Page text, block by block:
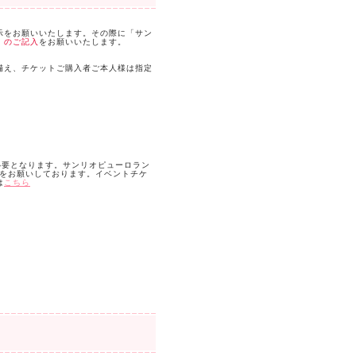
お願いいたします。その際に「サン
のご記入 をお願いいたします。
、チケットご購入者ご本人様は指定
となります。サンリオピューロラン
お願いしております。イベントチケ
こちら